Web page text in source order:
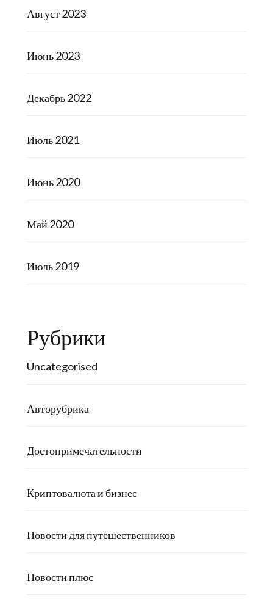
Август 2023
Июнь 2023
Декабрь 2022
Июль 2021
Июнь 2020
Май 2020
Июль 2019
Рубрики
Uncategorised
Авторубрика
Достопримечательности
Криптовалюта и бизнес
Новости для путешественников
Новости плюс